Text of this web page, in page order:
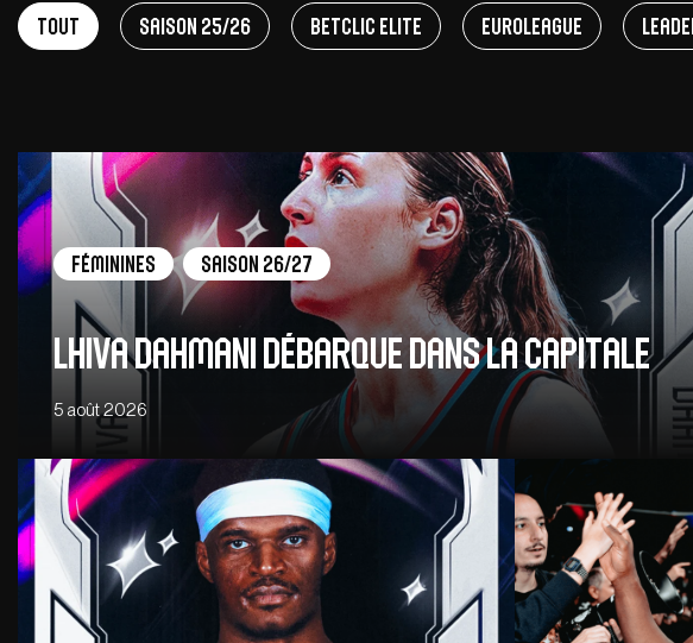
FAQTout Saison 25/26 Betclic Elite EuroLeague
Féminines Saison 26/27
Lhiva Dahmani débarque dans la capitale
5 août 2026